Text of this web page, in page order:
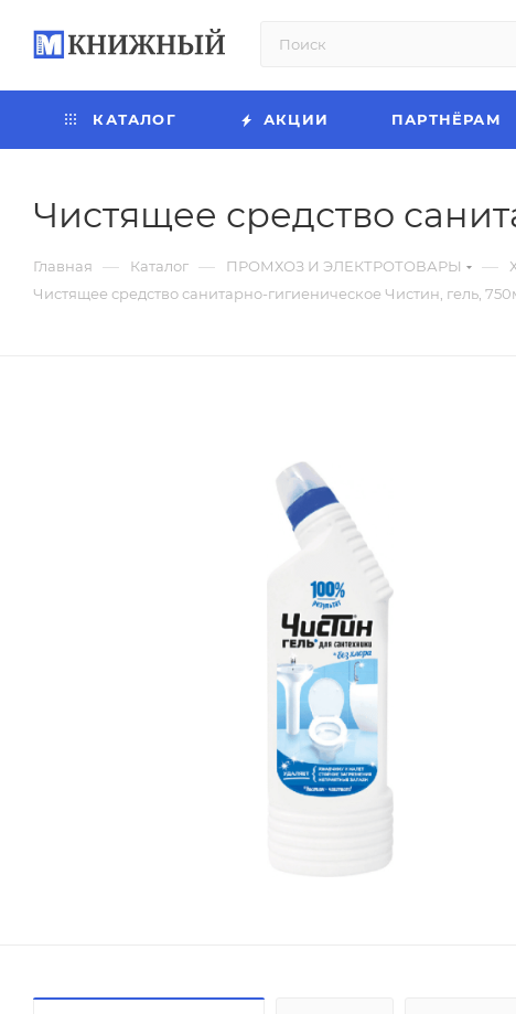
КАТАЛОГ АКЦИИ ПАРТНЁРАМ
Чистящее средство
Главная — Каталог — ПРОМХОЗ И ЭЛЕКТРОТОВАРЫ —
Чистящее средство санитарно-гигиеническое Чистин, гель,